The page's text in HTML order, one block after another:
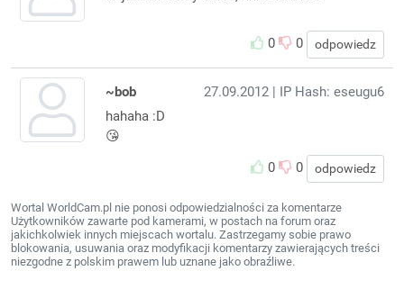
0 0 odpowiedz
27.09.2012 | IP Hash: eseugu6
~bob
hahaha :D
😘
0
0 odpowiedz
Wortal WorldCam.pl nie ponosi odpowiedzialności za komentarze
Użytkowników zawarte pod kamerami, w postach na forum oraz
jakichkolwiek innych miejscach wortalu. Zastrzegamy sobie prawo
blokowania, usuwania oraz modyfikacji komentarzy zawierających treści
niezgodne z polskim prawem lub uznane jako obraźliwe.